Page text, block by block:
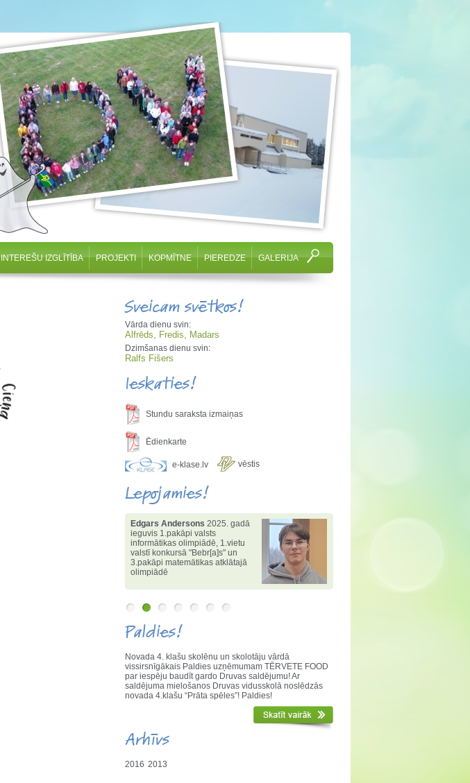
INTEREŠU IZGLĪTĪBA PROJEKTI KOPMĪTNE PIEREDZE GALERIJA
Sveicam svētkos!
Vārda dienu svin:
Alfrēds, Fredis, Madars
Dzimšanas dienu svin:
Ralfs Fišers
Ieskaties!
Stundu saraksta izmaiņas
Ēdienkarte
e-klase.lv vēstis
Lepojamies!
Edgars Andersons 2025. gadā
ieguvis 1.pakāpi valsts
informātikas olimpiādē, 1.vietu
valstī konkursā "Bebr[a]s" un
3.pakāpi matemātikas atklātajā
olimpiādē
Paldies!
Novada 4. klašu skolēnu un skolotāju vārdā
vissirsnīgākais Paldies uzņēmumam TĒRVETE FOOD
par iespēju baudīt gardo Druvas saldējumu! Ar
saldējuma mielošanos Druvas vidusskolā noslēdzās
novada 4.klašu “Prāta spēles”! Paldies!
Arhīvs
2016 2013